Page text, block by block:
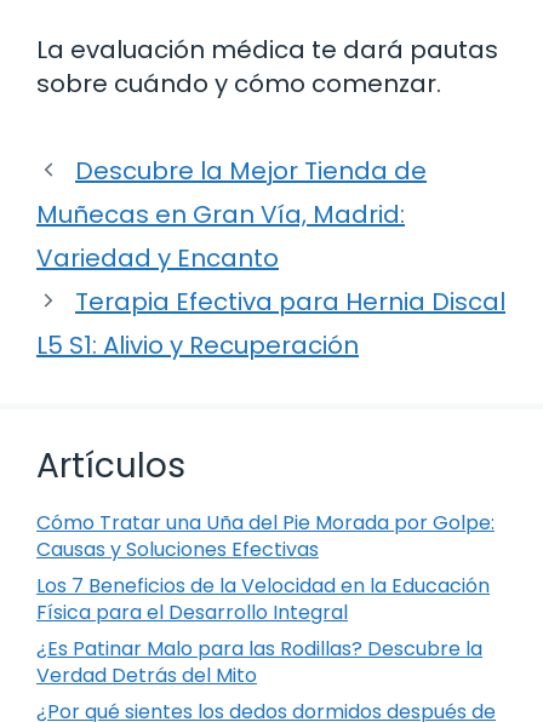
La evaluación médica te dará pautas
sobre cuándo y cómo comenzar.
Descubre la Mejor Tienda de
Muñecas en Gran Vía, Madrid:
Variedad y Encanto
Terapia Efectiva para Hernia Discal
L5 S1: Alivio y Recuperación
Artículos
Cómo Tratar una Uña del Pie Morada por Golpe:
Causas y Soluciones Efectivas
Los 7 Beneficios de la Velocidad en la Educación
Física para el Desarrollo Integral
¿Es Patinar Malo para las Rodillas? Descubre la
Verdad Detrás del Mito
¿Por qué sientes los dedos dormidos después de